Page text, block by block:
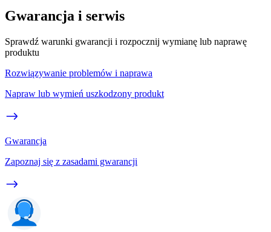
Gwarancja i serwis
Sprawdź warunki gwarancji i rozpocznij wymianę lub naprawę
produktu
Rozwiązywanie problemów i naprawa
Napraw lub wymień uszkodzony produkt
Gwarancja
Zapoznaj się z zasadami gwarancji